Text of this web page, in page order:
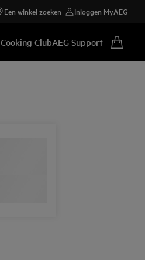
Een winkel zoeken Inloggen MyAEG
Cooking ClubAEG Support